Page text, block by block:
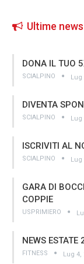
Ultime news
DONA IL TUO
SCIALPINO Lug
DIVENTA
SCIALPINO Lug
ISCRIVITI AL
SCIALPINO Lug
GARA DI
COPPIE
USPRIMIERO
NEWS ESTATE
FITNESS Lug 4,